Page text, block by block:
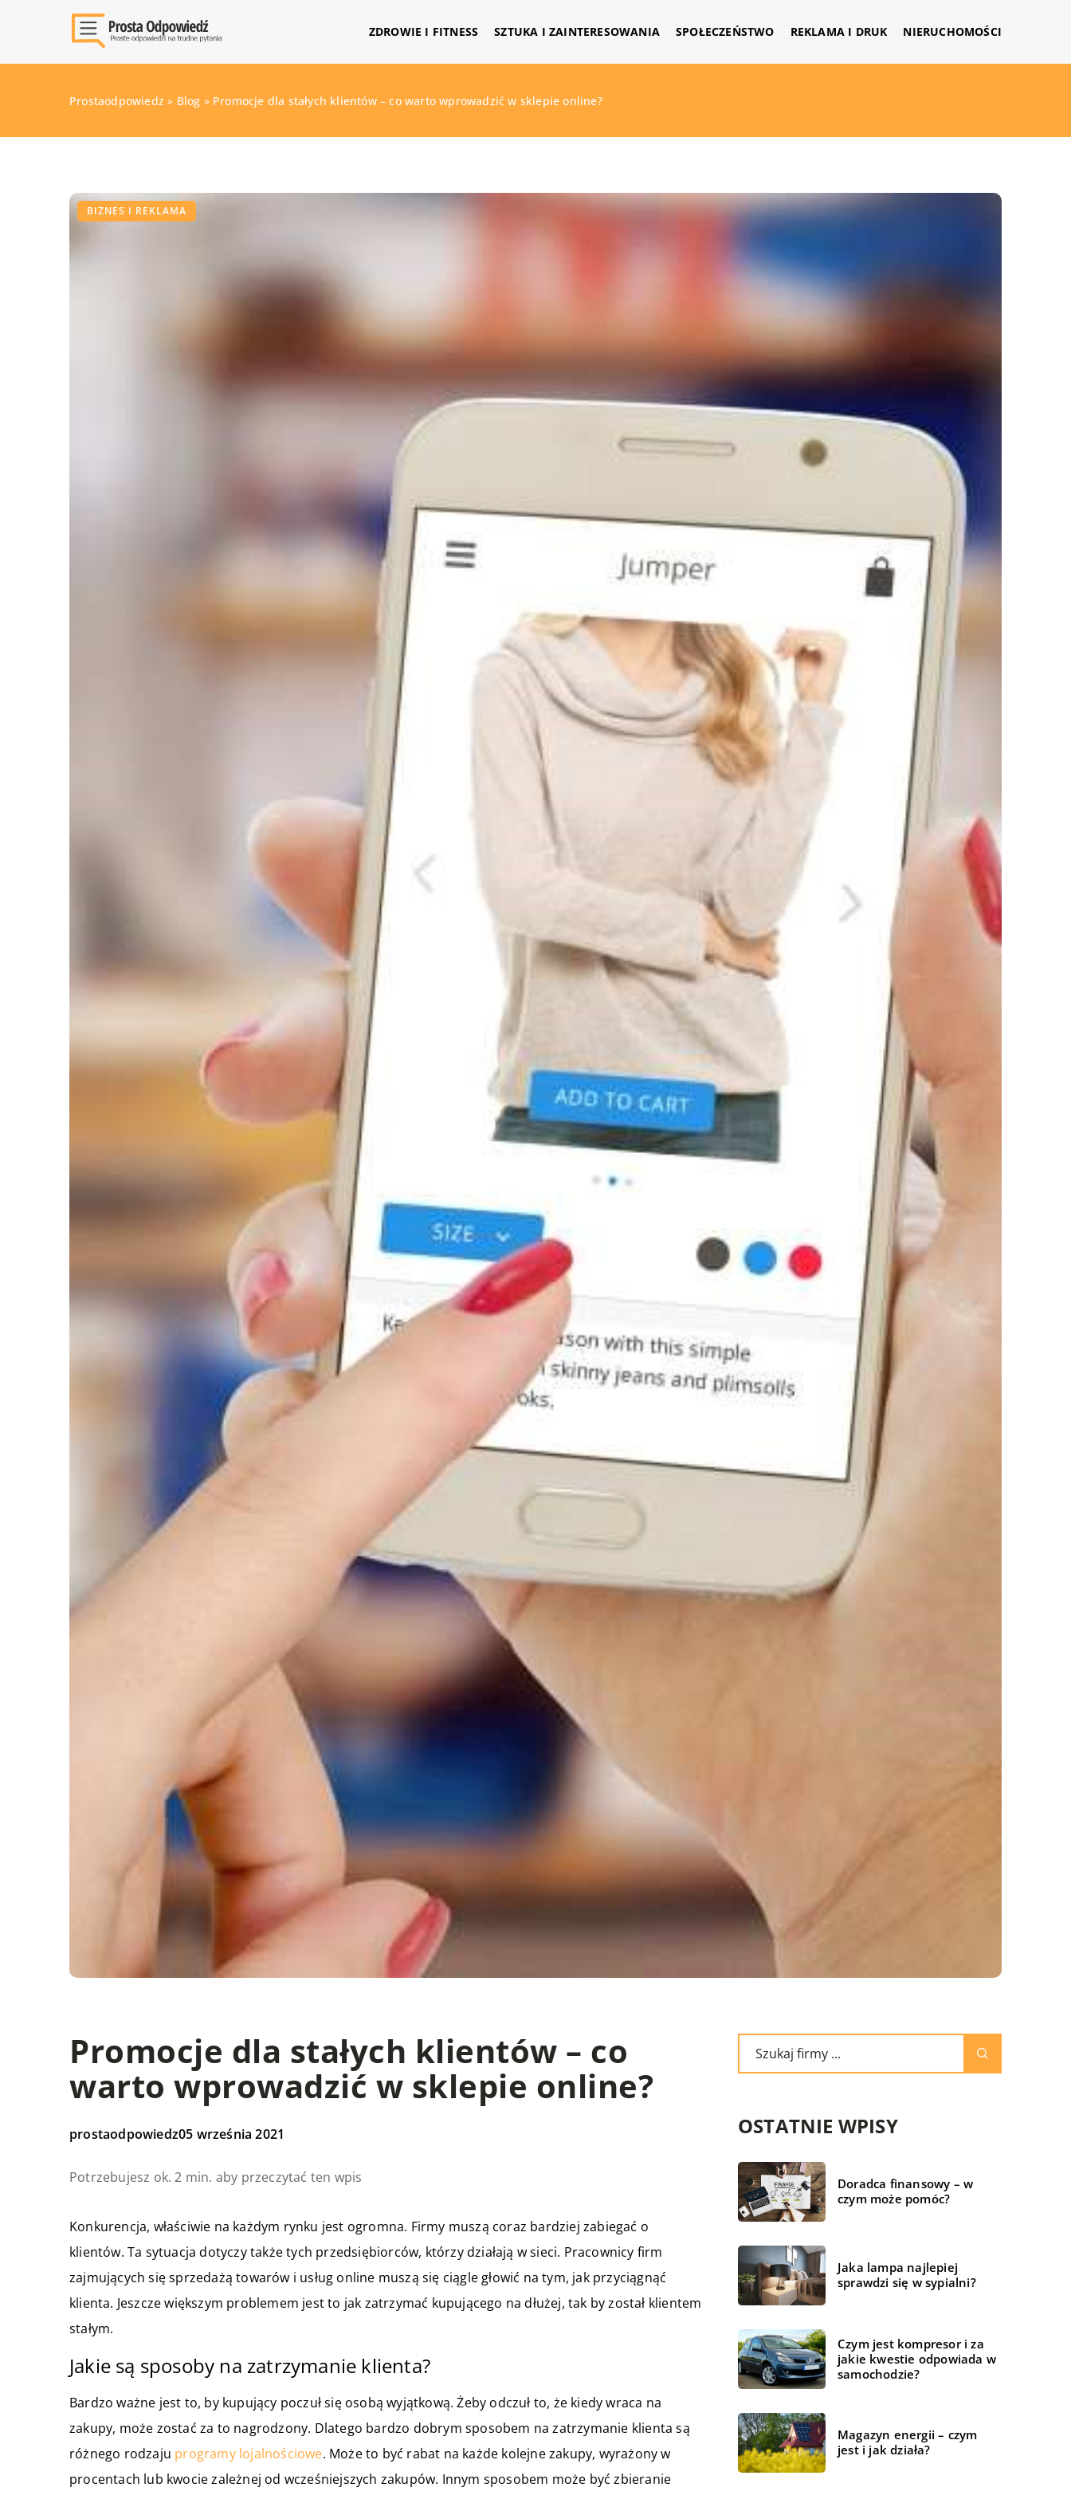
ZDROWIE I FITNESS SZTUKA I ZAINTERESOWANIA SPOŁECZEŃSTWO REKLAMA I DRUK NIERUCHOMOŚCI
Prostaodpowiedz » Blog » Promocje dla stałych klientów – co warto wprowadzić w sklepie online?
BIZNES I REKLAMA
Promocje dla stałych klientów – co
warto wprowadzić w sklepie online?
prostaodpowiedz05 września 2021
Potrzebujesz ok. 2 min. aby przeczytać ten wpis
Konkurencja, właściwie na każdym rynku jest ogromna. Firmy muszą coraz bardziej zabiegać o
klientów. Ta sytuacja dotyczy także tych przedsiębiorców, którzy działają w sieci. Pracownicy firm
zajmujących się sprzedażą towarów i usług online muszą się ciągle głowić na tym, jak przyciągnąć
klienta. Jeszcze większym problemem jest to jak zatrzymać kupującego na dłużej, tak by został klientem
stałym.
Jakie są sposoby na zatrzymanie klienta?
Bardzo ważne jest to, by kupujący poczuł się osobą wyjątkową. Żeby odczuł to, że kiedy wraca na
zakupy, może zostać za to nagrodzony. Dlatego bardzo dobrym sposobem na zatrzymanie klienta są
różnego rodzaju programy lojalnościowe. Może to być rabat na każde kolejne zakupy, wyrażony w
procentach lub kwocie zależnej od wcześniejszych zakupów. Innym sposobem może być zbieranie
OSTATNIE WPISY
Doradca finansowy – w
czym może pomóc?
Jaka lampa najlepiej
sprawdzi się w sypialni?
Czym jest kompresor i za
jakie kwestie odpowiada w
samochodzie?
Magazyn energii – czym
jest i jak działa?